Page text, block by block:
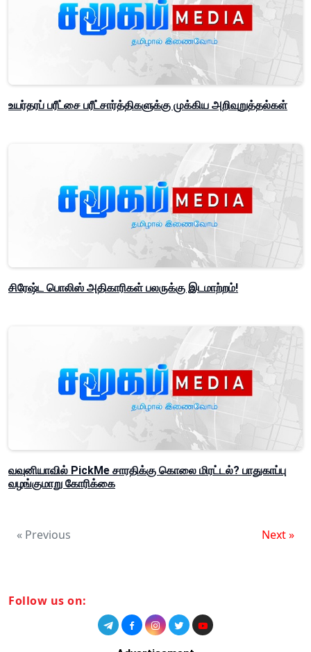
உயர்தரப் பரீட்சை பரீட்சார்த்திகளுக்கு முக்கிய அறிவுறுத்தல்கள்
சிரேஷ்ட பொலிஸ் அதிகாரிகள் பலருக்கு இடமாற்றம்!
வவுனியாவில் PickMe சாரதிக்கு கொலை மிரட்டல்? பாதுகாப்பு
வழங்குமாறு கோரிக்கை
« Previous Next »
Follow us on: